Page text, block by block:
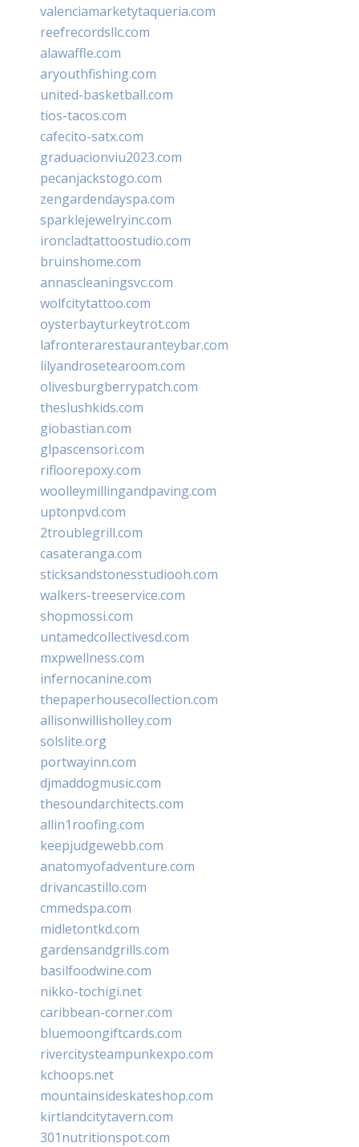
valenciamarketytaqueria.com
reefrecordsllc.com
alawaffle.com
aryouthfishing.com
united-basketball.com
tios-tacos.com
cafecito-satx.com
graduacionviu2023.com
pecanjackstogo.com
zengardendayspa.com
sparklejewelryinc.com
ironcladtattoostudio.com
bruinshome.com
annascleaningsvc.com
wolfcitytattoo.com
oysterbayturkeytrot.com
lafronterarestauranteybar.com
lilyandrosetearoom.com
olivesburgberrypatch.com
theslushkids.com
giobastian.com
glpascensori.com
rifloorepoxy.com
woolleymillingandpaving.com
uptonpvd.com
2troublegrill.com
casateranga.com
sticksandstonesstudiooh.com
walkers-treeservice.com
shopmossi.com
untamedcollectivesd.com
mxpwellness.com
infernocanine.com
thepaperhousecollection.com
allisonwillisholley.com
solslite.org
portwayinn.com
djmaddogmusic.com
thesoundarchitects.com
allin1roofing.com
keepjudgewebb.com
anatomyofadventure.com
drivancastillo.com
cmmedspa.com
midletontkd.com
gardensandgrills.com
basilfoodwine.com
nikko-tochigi.net
caribbean-corner.com
bluemoongiftcards.com
rivercitysteampunkexpo.com
kchoops.net
mountainsideskateshop.com
kirtlandcitytavern.com
301nutritionspot.com